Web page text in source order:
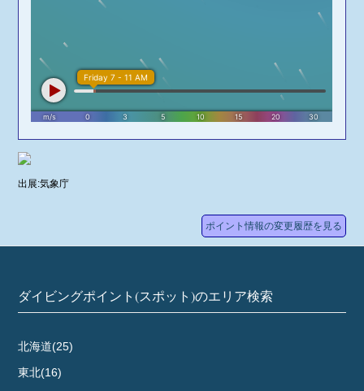
出展:気象庁
ポイント情報の変更履歴を見る
ダイビングポイント(スポット)のエリア検索
北海道(25)
東北(16)